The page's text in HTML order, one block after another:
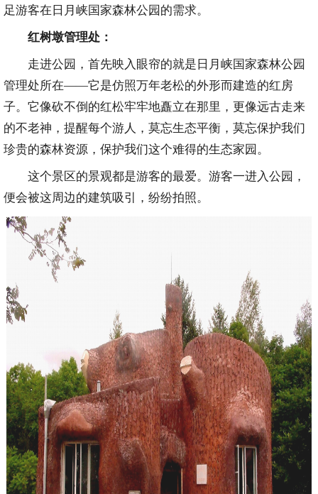
足游客在日月峡国家森林公园的需求。
红树墩管理处​：
走进公园，首先映入眼帘的就是日月峡国家森林公园
管理处所在——它是仿照万年老松的外形而建造的红房
子。它像砍不倒的红松牢牢地矗立在那里，更像远古走来
的不老神，提醒每个游人，莫忘生态平衡，莫忘保护我们
珍贵的森林资源，保护我们这个难得的生态家园。
这个景区的景观都是游客的最爱。游客一进入公园，
便会被这周边的建筑吸引，纷纷拍照。